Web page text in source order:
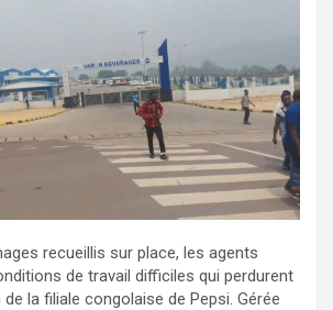
recueillis sur place, les agents
de travail difficiles qui perdurent
la filiale congolaise de Pepsi. Gérée